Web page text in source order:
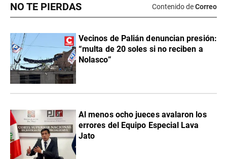
NO TE PIERDAS Contenido deCorreo
Vecinos de Palián denuncian presión:
“multa de 20 soles si no reciben a
Nolasco”
Al menos ocho jueces avalaron los
errores del Equipo Especial Lava
Jato